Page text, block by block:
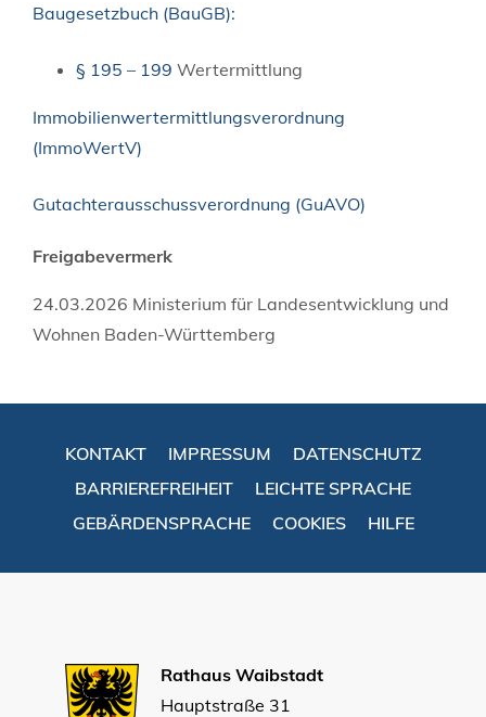
Baugesetzbuch (BauGB):
§ 195 – 199 Wertermittlung
Immobilienwertermittlungsverordnung
(ImmoWertV)
Gutachterausschussverordnung (GuAVO)
Freigabevermerk
24.03.2026 Ministerium für Landesentwicklung und
Wohnen Baden-Württemberg
KONTAKT IMPRESSUM
DATENSCHUTZ
BARRIEREFREIHEIT
LEICHTE SPRACHE
GEBÄRDENSPRACHE
COOKIES HILFE
Rathaus Waibstadt
Hauptstraße 31